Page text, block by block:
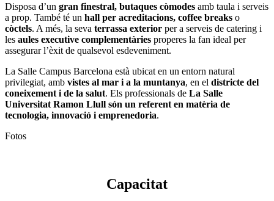
Disposa d’un gran finestral, butaques còmodes amb taula i serveis
a prop. També té un hall per acreditacions, coffee breaks o
còctels. A més, la seva terrassa exterior per a serveis de catering i
les aules executive complementàries properes la fan ideal per
assegurar l’èxit de qualsevol esdeveniment.
La Salle Campus Barcelona està ubicat en un entorn natural
privilegiat, amb vistes al mar i a la muntanya, en el districte del
coneixement i de la salut. Els professionals de La Salle
Universitat Ramon Llull són un referent en matèria de
tecnologia, innovació i emprenedoria.
Fotos
Capacitat